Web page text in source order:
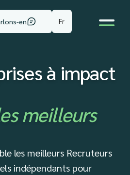
en Fr
à impact
meilleurs
les meilleurs Recruteurs
indépendants pour